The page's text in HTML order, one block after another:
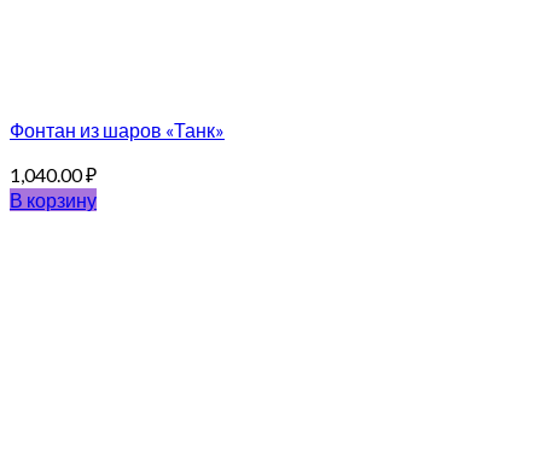
Фонтан из шаров «Танк»
1,040.00₽
В корзину